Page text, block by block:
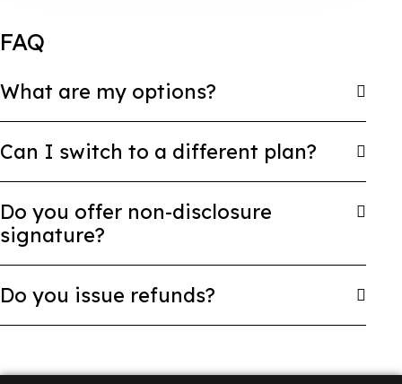
FAQ
What are my options?
Can I switch to a different plan?
Do you offer non-disclosure
signature?
Do you issue refunds?